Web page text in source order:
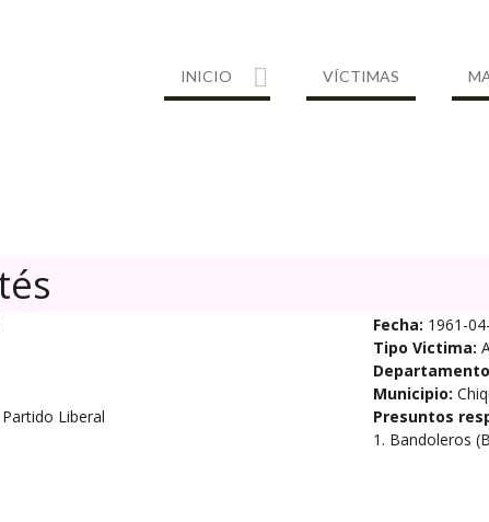
INICIO VÍCTIMAS
Partido Liberal
Fecha: 1961-
Tipo Victima:
Municipio:
Presuntos
1. Bandoleros